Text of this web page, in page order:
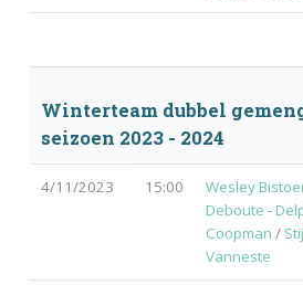
Winterteam dubbel
seizoen 2023 - 2024
4/11/2023 15:00 Wesley
Deboute -
Coopman /
Vanneste